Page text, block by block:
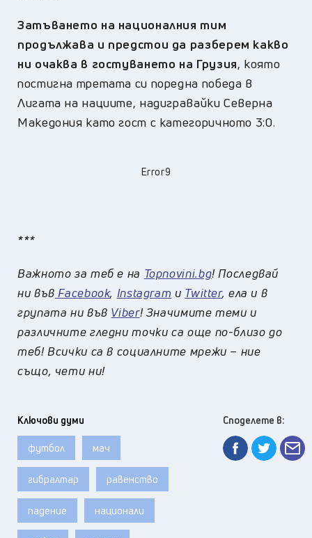
Затъването на националния тим
продължава и предстои да разберем какво
ни очаква в гостуването на Грузия, която
постигна третата си поредна победа в
Лигата на нациите, надигравайки Северна
Македония като гост с категоричното 3:0.
Error9
***
Важното за теб е на Topnovini.bg! Последвай
ни във Facebook, Instagram и Twitter, ела и в
групата ни във Viber! Значимите теми и
различните гледни точки са още по-близо до
теб! Всички са в социалните мрежи – ние
също, чети ни!
Ключови думи
футбол мач
гибралтар равенство
падение национали
Споделете в: